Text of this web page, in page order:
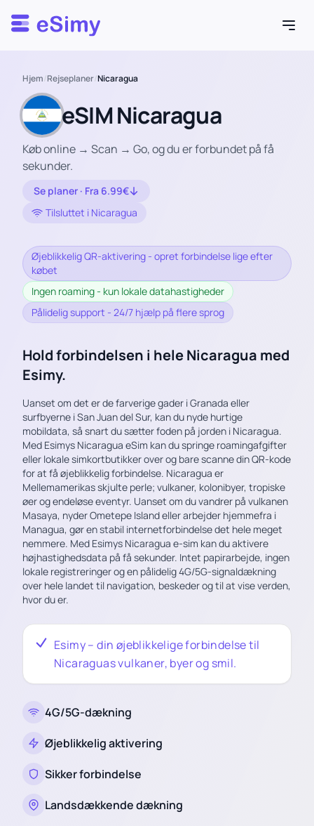
Esimy
Hjem/Rejseplaner/Nicaragua
eSIM Nicaragua
Køb online → Scan → Go, og du er forbundet på få
sekunder.
Se planer · Fra 6.99€
Tilsluttet i Nicaragua
Øjeblikkelig QR-aktivering - opret forbindelse lige efter
købet
Ingen roaming - kun lokale datahastigheder
Pålidelig support - 24/7 hjælp på flere sprog
Hold forbindelsen i hele Nicaragua med
Esimy.
Uanset om det er de farverige gader i Granada eller
surfbyerne i San Juan del Sur, kan du nyde hurtige
mobildata, så snart du sætter foden på jorden i Nicaragua.
Med Esimys Nicaragua eSim kan du springe roamingafgifter
eller lokale simkortbutikker over og bare scanne din QR-kode
for at få øjeblikkelig forbindelse. Nicaragua er
Mellemamerikas skjulte perle; vulkaner, kolonibyer, tropiske
øer og endeløse eventyr. Uanset om du vandrer på vulkanen
Masaya, nyder Ometepe Island eller arbejder hjemmefra i
Managua, gør en stabil internetforbindelse det hele meget
nemmere. Med Esimys Nicaragua e-sim kan du aktivere
højhastighedsdata på få sekunder. Intet papirarbejde, ingen
lokale registreringer og en pålidelig 4G/5G-signaldækning
over hele landet til navigation, beskeder og til at vise verden,
hvor du er.
Esimy – din øjeblikkelige forbindelse til
Nicaraguas vulkaner, byer og smil.
4G/5G-dækning
Øjeblikkelig aktivering
Sikker forbindelse
Landsdækkende dækning